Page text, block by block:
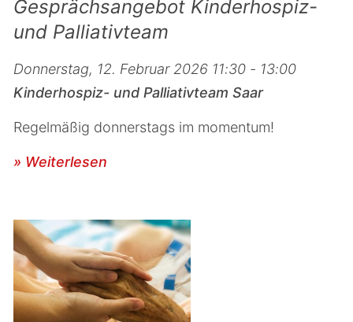
Gesprächsangebot Kinderhospiz-
und Palliativteam
Donnerstag, 12. Februar 2026 11:30 - 13:00
Kinderhospiz- und Palliativteam Saar
Regelmäßig donnerstags im momentum!
» Weiterlesen